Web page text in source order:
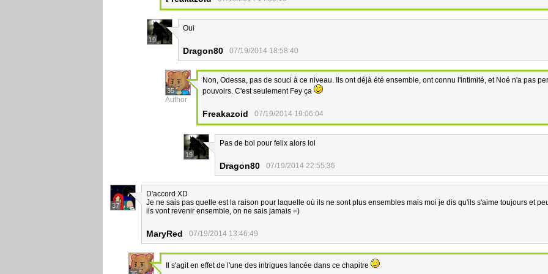
19
Oui
Dragon80 07/19/2014 18:58:40
35
Author
Non, Odessa, pas de souci à ce niveau. Ils ont déjà été ensemble, ont connu l'intimité, et Noé n'a pas
pouvoirs. C'est seulement Fey ça
Freakazoid 07/19/2014 19:06:04
19
Pas de bol pour felix alors lol
Dragon80 07/19/2014 22:55:36
37
D'accord XD
Je ne sais pas quelle est la raison pour laquelle où ils ne sont plus ensembles mais moi je dis qu'ils s'aime toujours et
ils vont revenir ensemble, on ne sais jamais =)
MaryRed 07/19/2014 13:46:49
Il s'agit en effet de l'une des intrigues lancée dans ce chapitre